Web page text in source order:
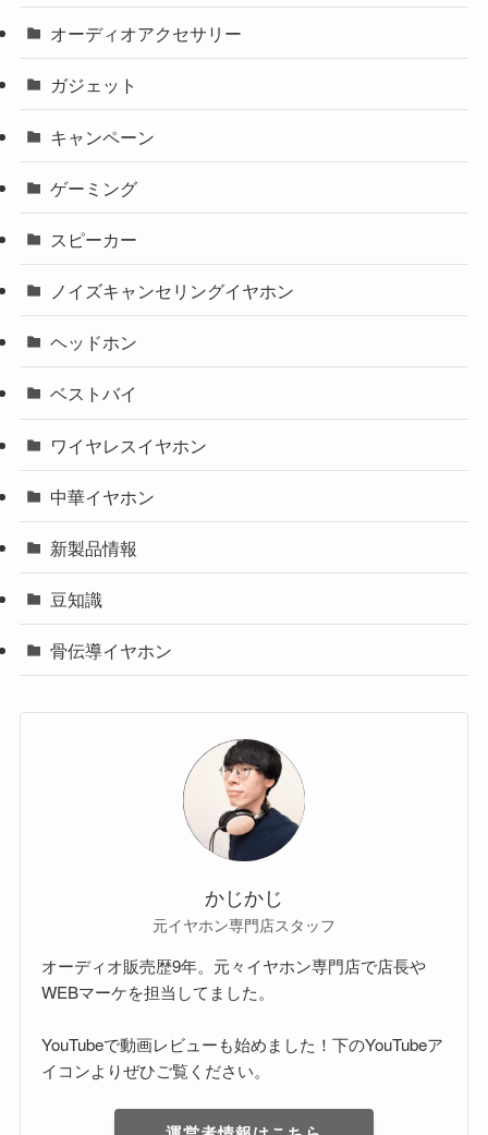
オーディオアクセサリー
ガジェット
キャンペーン
ゲーミング
スピーカー
ノイズキャンセリングイヤホン
ヘッドホン
ベストバイ
ワイヤレスイヤホン
中華イヤホン
新製品情報
豆知識
骨伝導イヤホン
かじかじ
元イヤホン専門店スタッフ
オーディオ販売歴9年。元々イヤホン専門店で店長や
WEBマーケを担当してました。
YouTubeで動画レビューも始めました！下のYouTubeア
イコンよりぜひご覧ください。